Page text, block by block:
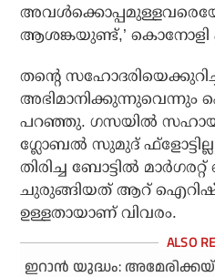
ആശങ്കയുണ്ട്,’
തന്റെ
അഭിമാനിക്കുന്നുവെന്നും
പറഞ്ഞു. ഗസയില്‍
ഗ്ലോബല്‍ സുമുദ് ഫ്‌ളോട്ടില്ല
തിരിച്ച ബോട്ടില്‍
ചുരുങ്ങിയത് ആറ് ഐറിഷ്
ഉള്ളതായാണ് വിവരം.
ഇറാൻ യുദ്ധം: